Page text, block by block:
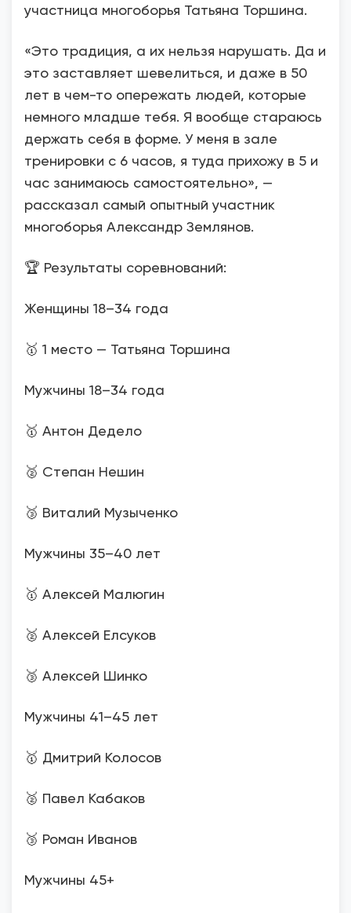
участница многоборья Татьяна Торшина.
«Это традиция, а их нельзя нарушать. Да и
это заставляет шевелиться, и даже в 50
лет в чем-то опережать людей, которые
немного младше тебя. Я вообще стараюсь
держать себя в форме. У меня в зале
тренировки с 6 часов, я туда прихожу в 5 и
час занимаюсь самостоятельно», —
рассказал самый опытный участник
многоборья Александр Землянов.
🏆 Результаты соревнований:
Женщины 18–34 года
🥇 1 место — Татьяна Торшина
Мужчины 18–34 года
🥇 Антон Дедело
🥈 Степан Нешин
🥉 Виталий Музыченко
Мужчины 35–40 лет
🥇 Алексей Малюгин
🥈 Алексей Елсуков
🥉 Алексей Шинко
Мужчины 41–45 лет
🥇 Дмитрий Колосов
🥈 Павел Кабаков
🥉 Роман Иванов
Мужчины 45+